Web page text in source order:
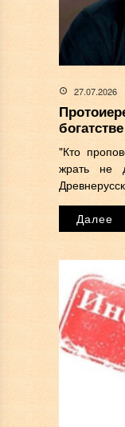
27.07.2026
богатстве
"Кто
жрать не
Далее